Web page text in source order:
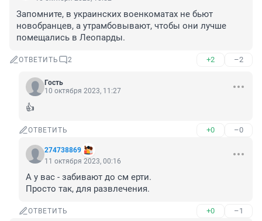
Запомните, в украинских военкоматах не бьют
новобранцев, а утрамбовывают, чтобы они лучше
помещались в Леопарды.
ОТВЕТИТЬ 2 +2 –2
Гость
10 октября 2023, 11:27
👍
ОТВЕТИТЬ +0 –0
274738869
11 октября 2023, 00:16
А у вас - забивают до см ерти.
Просто так, для развлечения.
ОТВЕТИТЬ +0 –1